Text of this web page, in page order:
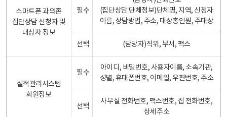
스마트폰 과의존
집단상담 신청자 및
대상자 정보
필수
(집단상담 단체정보)단체명, 지역, 신청자
이름, 상담방법, 주소, 대상총인원, 주대상
선택 (담당자)직위, 부서, 팩스
실적관리시스템
회원정보
필수
아이디, 비밀번호, 사용자이름, 소속기관,
성별, 휴대폰번호, 이메일, 우편번호, 주소
선택
사무실 전화번호, 팩스번호, 집 전화번호,
상세주소